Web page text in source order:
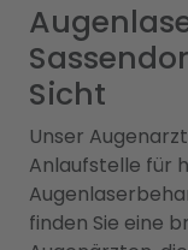
Sicht
Unser
Anlaufstelle für
finden Sie eine